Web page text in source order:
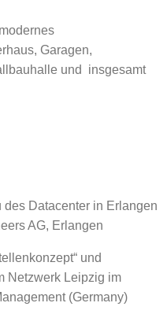
Garagen,
und insgesamt
Datacenter in Erlangen
AG, Erlangen
und
Netzwerk Leipzig im
(Germany)